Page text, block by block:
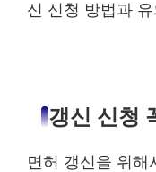
신 신청 방법과
갱신 신청
면허 갱신을 위해